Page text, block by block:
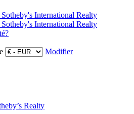
Modifier
Realty